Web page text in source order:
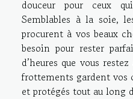
douceur pour ceux
Semblables à la soie,
procurent à vos beaux
besoin pour rester
d’heures que vous
frottements gardent vos
et protégés tout au long